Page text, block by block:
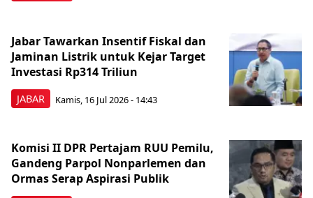
JABAR
Jabar Tawarkan Insentif Fiskal dan
Jaminan Listrik untuk Kejar Target
Investasi Rp314 Triliun
Kamis, 16 Jul 2026 - 14:43
Komisi II DPR Pertajam RUU Pemilu,
Gandeng Parpol Nonparlemen dan
Ormas Serap Aspirasi Publik